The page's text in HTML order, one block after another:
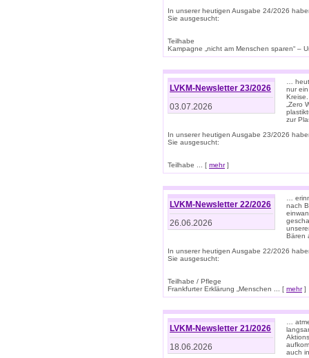
In unserer heutigen Ausgabe 24/2026
Sie ausgesucht:
Teilhabe
Kampagne „nicht am Menschen sparen“ –
LVKM-Newsletter 23/2026
03.07.2026
…
nur
„Zero
zur
In unserer heutigen Ausgabe 23/2026
Sie ausgesucht:
Teilhabe ... [ mehr]
LVKM-Newsletter 22/2026
26.06.2026
…
nach
Bären
In unserer heutigen Ausgabe 22/2026
Sie ausgesucht:
Teilhabe / Pflege
Frankfurter Erklärung „Menschen ... [ mehr]
LVKM-Newsletter 21/2026
18.06.2026
…
auch